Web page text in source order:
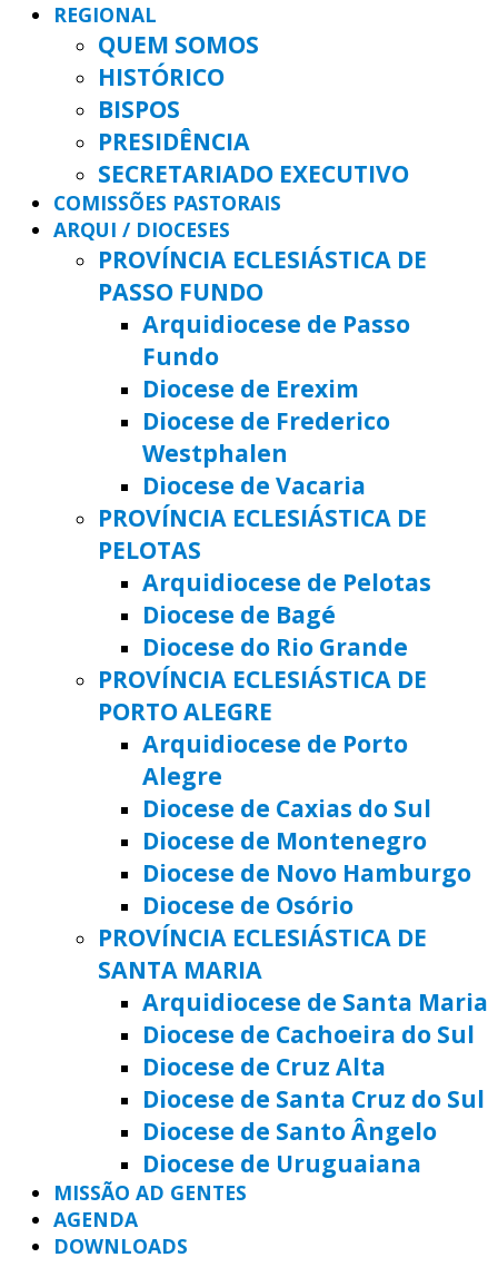
REGIONAL
QUEM SOMOS
HISTÓRICO
BISPOS
PRESIDÊNCIA
SECRETARIADO EXECUTIVO
COMISSÕES PASTORAIS
ARQUI / DIOCESES
PROVÍNCIA ECLESIÁSTICA DE
PASSO FUNDO
Arquidiocese de Passo
Fundo
Diocese de Erexim
Diocese de Frederico
Westphalen
Diocese de Vacaria
PROVÍNCIA ECLESIÁSTICA DE
PELOTAS
Arquidiocese de Pelotas
Diocese de Bagé
Diocese do Rio Grande
PROVÍNCIA ECLESIÁSTICA DE
PORTO ALEGRE
Arquidiocese de Porto
Alegre
Diocese de Caxias do Sul
Diocese de Montenegro
Diocese de Novo Hamburgo
Diocese de Osório
PROVÍNCIA ECLESIÁSTICA DE
SANTA MARIA
Arquidiocese de Santa Maria
Diocese de Cachoeira do Sul
Diocese de Cruz Alta
Diocese de Santa Cruz do Sul
Diocese de Santo Ângelo
Diocese de Uruguaiana
MISSÃO AD GENTES
AGENDA
DOWNLOADS